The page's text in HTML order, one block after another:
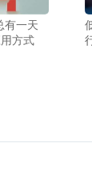
有一天
方式